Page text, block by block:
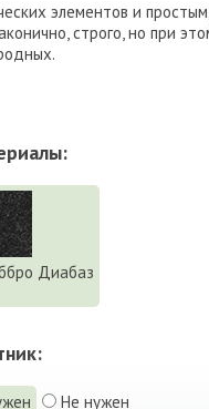
элементов и
строго, но при
Диабаз
Не нужен